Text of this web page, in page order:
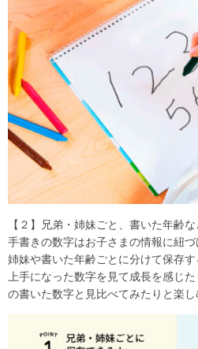
【２】兄弟・姉妹ごと、書いた年齢
手書きの数字はお子さまの情報に紐
姉妹や書いた年齢ごとに分けて保存
上手になった数字を見て成長を感じ
の書いた数字と見比べてみたりと楽し